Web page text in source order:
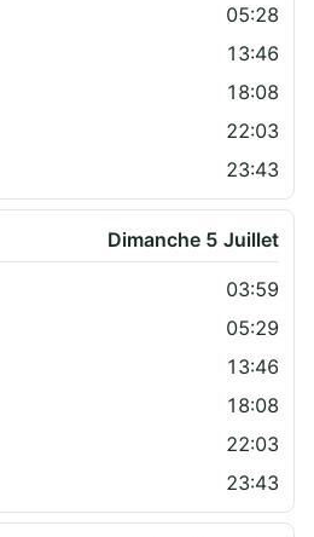
05:28
13:46
18:08
22:03
23:43
Dimanche 5 Juillet
03:59
05:29
13:46
18:08
22:03
23:43